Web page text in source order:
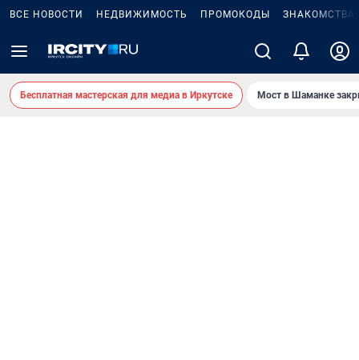
ВСЕ НОВОСТИ НЕДВИЖИМОСТЬ ПРОМОКОДЫ ЗНАКОМСТВА
Бесплатная мастерская для медиа в Иркутске Мост в Шаманке